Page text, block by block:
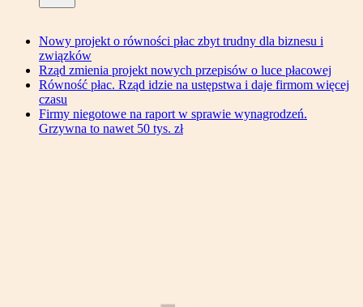
Nowy projekt o równości płac zbyt trudny dla biznesu i
związków
Rząd zmienia projekt nowych przepisów o luce płacowej
Równość płac. Rząd idzie na ustępstwa i daje firmom więcej
czasu
Firmy niegotowe na raport w sprawie wynagrodzeń.
Grzywna to nawet 50 tys. zł